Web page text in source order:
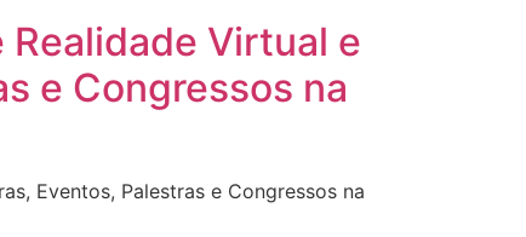
Realidade Virtual e
e Congressos na
Eventos, Palestras e Congressos na